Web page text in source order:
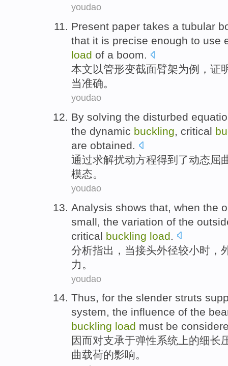
youdao
Present paper takes a tubular
that it is precise enough to use
load of a boom.
本文以管形变截面臂架为例 ， 证
当准确。
youdao
By solving the disturbed
the dynamic buckling, critical
are obtained.
通过求解扰动方程得到了动态屈
模态。
youdao
Analysis shows that when the
small , the variation of the
critical buckling load
分析指出 ， 当接头外径较小时 ，
力。
youdao
Thus, for the slender struts
system, the influence of the
buckling load must be
因而对支承于弹性系统 上的细长
曲载荷的影响。